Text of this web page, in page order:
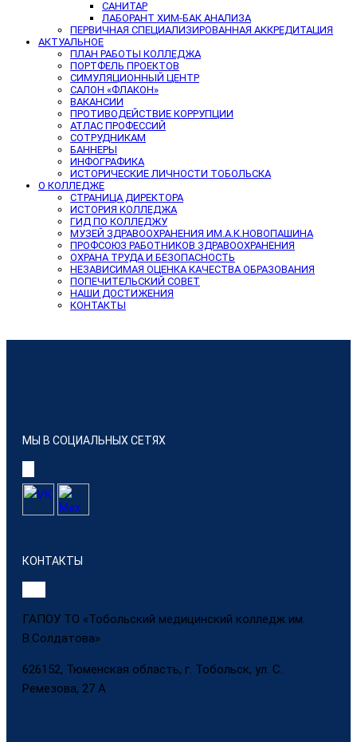
САНИТАР
ЛАБОРАНТ ХИМ-БАК АНАЛИЗА
ПЕРВИЧНАЯ СПЕЦИАЛИЗИРОВАННАЯ АККРЕДИТАЦИЯ
АКТУАЛЬНОЕ
ПЛАН РАБОТЫ КОЛЛЕДЖА
ПОРТФЕЛЬ ПРОЕКТОВ
СИМУЛЯЦИОННЫЙ ЦЕНТР
САЛОН «ФЛАКОН»
ВАКАНСИИ
ПРОТИВОДЕЙСТВИЕ КОРРУПЦИИ
АТЛАС ПРОФЕССИЙ
СОТРУДНИКАМ
БАННЕРЫ
ИНФОГРАФИКА
ИСТОРИЧЕСКИЕ ЛИЧНОСТИ ТОБОЛЬСКА
О КОЛЛЕДЖЕ
СТРАНИЦА ДИРЕКТОРА
ИСТОРИЯ КОЛЛЕДЖА
ГИД ПО КОЛЛЕДЖУ
МУЗЕЙ ЗДРАВООХРАНЕНИЯ ИМ.А.К.НОВОПАШИНА
ПРОФСОЮЗ РАБОТНИКОВ ЗДРАВООХРАНЕНИЯ
ОХРАНА ТРУДА И БЕЗОПАСНОСТЬ
НЕЗАВИСИМАЯ ОЦЕНКА КАЧЕСТВА ОБРАЗОВАНИЯ
ПОПЕЧИТЕЛЬСКИЙ СОВЕТ
НАШИ ДОСТИЖЕНИЯ
КОНТАКТЫ
МЫ В СОЦИАЛЬНЫХ СЕТЯХ
КОНТАКТЫ
ГАПОУ ТО «Тобольский медицинский колледж им.
В.Солдатова»
626152, Тюменская область, г. Тобольск, ул. С.
Ремезова, 27 А